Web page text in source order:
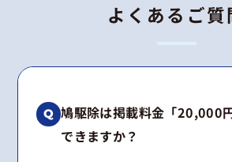
よくあるご質
鳩駆除は掲載料金「20,000
できますか？